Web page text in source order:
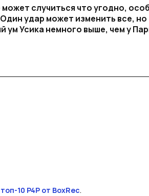
случиться что угодно,
удар может изменить все, но
ум Усика немного выше, чем у
10 P4P от BoxRec.